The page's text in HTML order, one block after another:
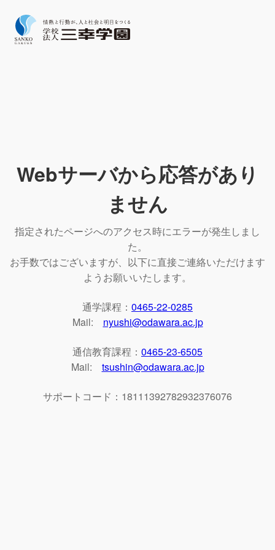
Webサーバから応答があり
ません
指定されたページへのアクセス時にエラーが発生しまし
た。
お手数ではございますが、以下に直接ご連絡いただけます
ようお願いいたします。
通学課程： 0465-22-0285
Mail: nyushi@odawara.ac.jp
通信教育課程： 0465-23-6505
Mail: tsushin@odawara.ac.jp
サポートコード：18111392782932376076